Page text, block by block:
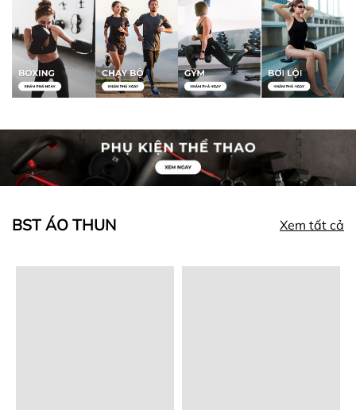
BST ÁO THUN Xem tất cả